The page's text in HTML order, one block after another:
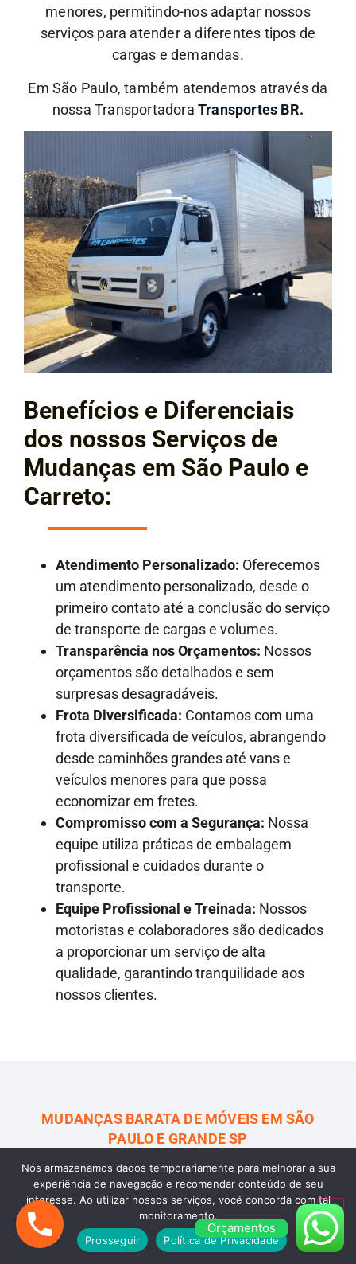
menores, permitindo-nos adaptar nossos
serviços para atender a diferentes tipos de
cargas e demandas.
Em São Paulo, também atendemos através da
nossa TransportadoraTransportes BR.
Benefícios e Diferenciais
dos nossos Serviços de
Mudanças em São Paulo e
Carreto:
Atendimento Personalizado: Oferecemos
um atendimento personalizado, desde o
primeiro contato até a conclusão do serviço
de transporte de cargas e volumes.
Transparência nos Orçamentos: Nossos
orçamentos são detalhados e sem
surpresas desagradáveis.
Frota Diversificada: Contamos com uma
frota diversificada de veículos, abrangendo
desde caminhões grandes até vans e
veículos menores para que possa
economizar em fretes.
Compromisso com a Segurança: Nossa
equipe utiliza práticas de embalagem
profissional e cuidados durante o
transporte.
Equipe Profissional e Treinada: Nossos
motoristas e colaboradores são dedicados
a proporcionar um serviço de alta
qualidade, garantindo tranquilidade aos
nossos clientes.
MUDANÇAS BARATA DE MÓVEIS EM SÃO
PAULO E GRANDE SP
Conheça nosso serviço
especializado em Carreto
Barato de Móveis em São
Orçamentos
Nós armazenamos dados temporariamente para melhorar a sua
experiência de navegação e recomendar conteúdo de seu
interesse. Ao utilizar nossos serviços, você concorda com tal
monitoramento.
Prosseguir
Política de Privacidade